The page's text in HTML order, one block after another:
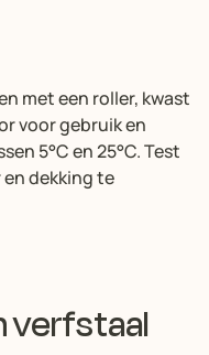
met een roller, kwast
voor gebruik en
5°C en 25°C. Test
dekking te
verfstaal